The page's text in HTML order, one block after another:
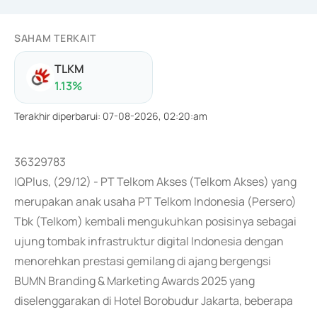
SAHAM TERKAIT
TLKM
1.13%
Terakhir diperbarui: 07-08-2026, 02:20:am
36329783
IQPlus, (29/12) - PT Telkom Akses (Telkom Akses) yang
merupakan anak usaha PT Telkom Indonesia (Persero)
Tbk (Telkom) kembali mengukuhkan posisinya sebagai
ujung tombak infrastruktur digital Indonesia dengan
menorehkan prestasi gemilang di ajang bergengsi
BUMN Branding & Marketing Awards 2025 yang
diselenggarakan di Hotel Borobudur Jakarta, beberapa